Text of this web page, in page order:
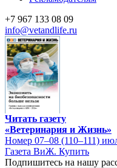
+7 967 133 08 09
info@vetandlife.ru
Читать газету
«Ветеринария и Жизнь»
Номер 07–08 (110–111)
Газета ВиЖ. Купить
Подпишитесь на нашу